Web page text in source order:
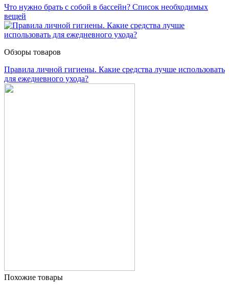
Что нужно брать с собой в бассейн? Список необходимых
вещей
Обзоры товаров
Правила личной гигиены. Какие средства лучше использовать
для ежедневного ухода?
Похожие товары